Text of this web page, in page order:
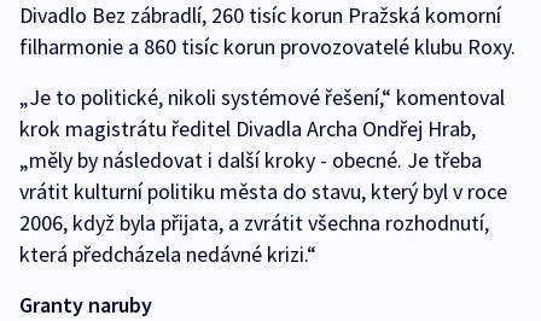
Divadlo Bez zábradlí, 260 tisíc korun Pražská komorní
filharmonie a 860 tisíc korun provozovatelé klubu Roxy.
„Je to politické, nikoli systémové řešení,“ komentoval
krok magistrátu ředitel Divadla Archa Ondřej Hrab,
„měly by následovat i další kroky - obecné. Je třeba
vrátit kulturní politiku města do stavu, který byl v roce
2006, když byla přijata, a zvrátit všechna rozhodnutí,
která předcházela nedávné krizi.“
Granty naruby